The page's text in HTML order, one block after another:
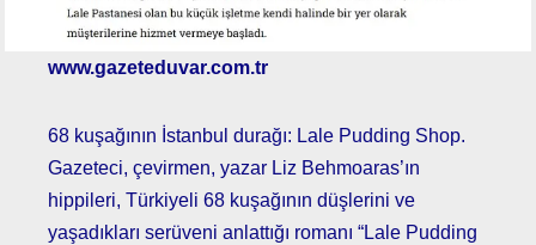
www.gazeteduvar.com.tr
68 kuşağının İstanbul durağı: Lale Pudding Shop.
Gazeteci, çevirmen, yazar Liz Behmoaras’ın
hippileri, Türkiyeli 68 kuşağının düşlerini ve
yaşadıkları serüveni anlattığı romanı “Lale Pudding